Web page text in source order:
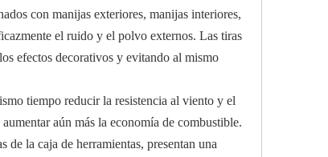
con manijas exteriores, manijas interiores,
el ruido y el polvo externos. Las tiras
efectos decorativos y evitando al mismo
tiempo reducir la resistencia al viento y el
aún más la economía de combustible.
de la caja de herramientas, presentan una